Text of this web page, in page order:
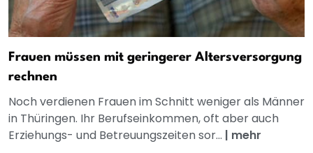
Frauen müssen mit geringerer Altersversorgung
rechnen
Noch verdienen Frauen im Schnitt weniger als Männer
in Thüringen. Ihr Berufseinkommen, oft aber auch
Erziehungs- und Betreuungszeiten sor... | mehr